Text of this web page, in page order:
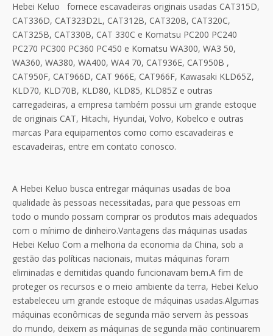
Hebei Keluo fornece escavadeiras originais usadas CAT315D,
CAT336D, CAT323D2L, CAT312B, CAT320B, CAT320C,
CAT325B, CAT330B, CAT 330C e Komatsu PC200 PC240
PC270 PC300 PC360 PC450 e Komatsu WA300, WA3 50,
WA360, WA380, WA400, WA4 70, CAT936E, CAT950B ,
CAT950F, CAT966D, CAT 966E, CAT966F, Kawasaki KLD65Z,
KLD70, KLD70B, KLD80, KLD85, KLD85Z e outras
carregadeiras, a empresa também possui um grande estoque
de originais CAT, Hitachi, Hyundai, Volvo, Kobelco e outras
marcas Para equipamentos como como escavadeiras e
escavadeiras, entre em contato conosco.
A Hebei Keluo busca entregar máquinas usadas de boa
qualidade às pessoas necessitadas, para que pessoas em
todo o mundo possam comprar os produtos mais adequados
com o mínimo de dinheiro.Vantagens das máquinas usadas
Hebei Keluo Com a melhoria da economia da China, sob a
gestão das políticas nacionais, muitas máquinas foram
eliminadas e demitidas quando funcionavam bem.A fim de
proteger os recursos e o meio ambiente da terra, Hebei Keluo
estabeleceu um grande estoque de máquinas usadas.Algumas
máquinas econômicas de segunda mão servem às pessoas
do mundo, deixem as máquinas de segunda mão continuarem